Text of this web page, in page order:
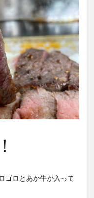
ゴロとあか牛が入って